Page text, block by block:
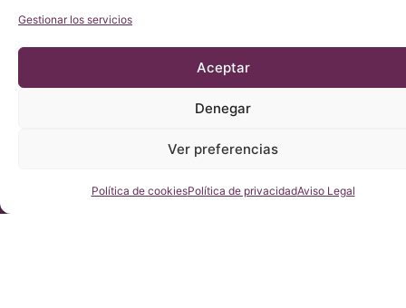
Gestionar los servicios
Aceptar
Denegar
Ver preferencias
Política de cookiesPolítica de privacidadAviso Legal
privacidad
Consúltenos